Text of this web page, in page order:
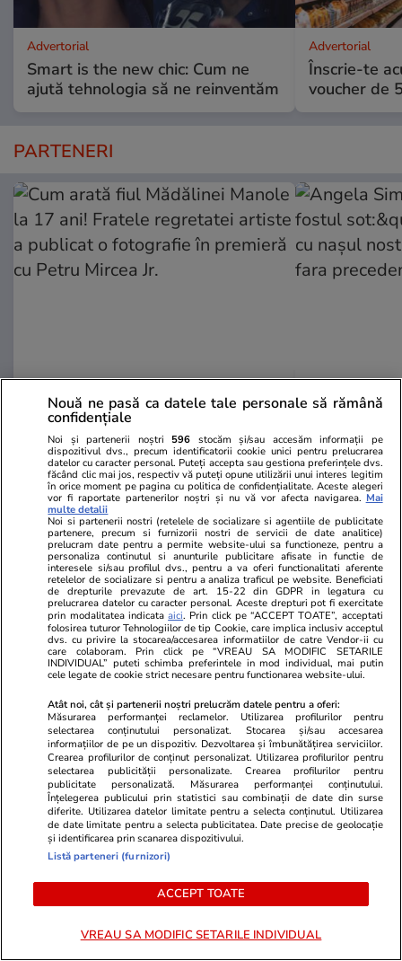
Advertorial
Smart is the new chic: Cum ne
ajută tehnologia să ne reinventăm
Advertorial
Înscrie-te
voucher de
PARTENERI
Cum arată fiul Mădălinei Manole
la 17 ani! Fratele regretatei
artiste a publicat o fotografie în
premieră cu Petru Mircea Jr.
Angela
fostul
cu nașul
fara
POLITIC
Politică 11:18
Ce este Platforma
Conservatoare, alternativa
liderilor PNL care se opun
ideilor lui Ilie Bolojan: „În
momente de criză,
impune compromisuri în
interesul țării”
Politică 19 iul.
Reacția lui Ion Ceban, după ce
Ciprian Ciucu a spus că primarul
Chișinăului știa înaintea PNL că
premier și că i-a arătat un
mesaj pe telefon
Nouă ne pasă ca datele tale personale să rămână
confidențiale
Noi și partenerii noștri 596 stocăm și/sau accesăm informații pe
dispozitivul dvs., precum identificatorii cookie unici pentru prelucrarea
datelor cu caracter personal. Puteți accepta sau gestiona preferințele dvs.
făcând clic mai jos, respectiv vă puteți opune utilizării unui interes legitim
în orice moment pe pagina cu politica de confidențialitate. Aceste alegeri
vor fi raportate partenerilor noștri și nu vă vor afecta navigarea. Mai
multe detalii
Noi si partenerii nostri (retelele de socializare si agentiile de publicitate
partenere, precum si furnizorii nostri de servicii de date analitice)
prelucram date pentru a permite website-ului sa functioneze, pentru a
personaliza continutul si anunturile publicitare afisate in functie de
interesele si/sau profilul dvs., pentru a va oferi functionalitati aferente
retelelor de socializare si pentru a analiza traficul pe website. Beneficiati
de drepturile prevazute de art. 15-22 din GDPR in legatura cu
prelucrarea datelor cu caracter personal. Aceste drepturi pot fi exercitate
prin modalitatea indicataaici. Prin click pe “ACCEPT TOATE”, acceptati
folosirea tuturor Tehnologiilor de tip Cookie, care implica inclusiv acceptul
dvs. cu privire la stocarea/accesarea informatiilor de catre Vendor-ii cu
care colaboram. Prin click pe “VREAU SA MODIFIC SETARILE
INDIVIDUAL” puteti schimba preferintele in mod individual, mai putin
cele legate de cookie strict necesare pentru functionarea website-ului.
Atât noi, cât și partenerii noștri prelucrăm datele pentru a oferi:
Măsurarea performanței reclamelor. Utilizarea profilurilor pentru
selectarea conținutului personalizat. Stocarea și/sau accesarea
informațiilor de pe un dispozitiv. Dezvoltarea și îmbunătățirea serviciilor.
Crearea profilurilor de conținut personalizat. Utilizarea profilurilor pentru
selectarea publicității personalizate. Crearea profilurilor pentru
publicitate personalizată. Măsurarea performanței conținutului.
Înțelegerea publicului prin statistici sau combinații de date din surse
diferite. Utilizarea datelor limitate pentru a selecta conținutul. Utilizarea
de date limitate pentru a selecta publicitatea. Date precise de geolocație
și identificarea prin scanarea dispozitivului.
Listă parteneri (furnizori)
ACCEPT TOATE
VREAU SA MODIFIC SETARILE INDIVIDUAL